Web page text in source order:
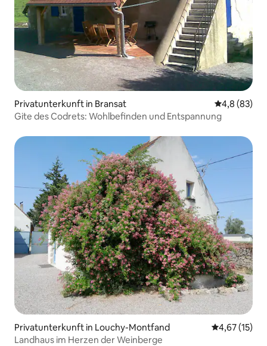
Privatunterkunft in Bransat
4,8 (83)
Gite des Codrets: Wohlbefinden und Entspannung
Privatunterkunft in Louchy-Montfand
4,67 (15)
Landhaus im Herzen der Weinberge